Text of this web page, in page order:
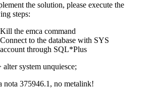
the solution, please execute the
steps:
Kill the emca command
Connect to the database with SYS
account through SQL*Plus
alter system unquiesce;
nota 375946.1, no metalink!